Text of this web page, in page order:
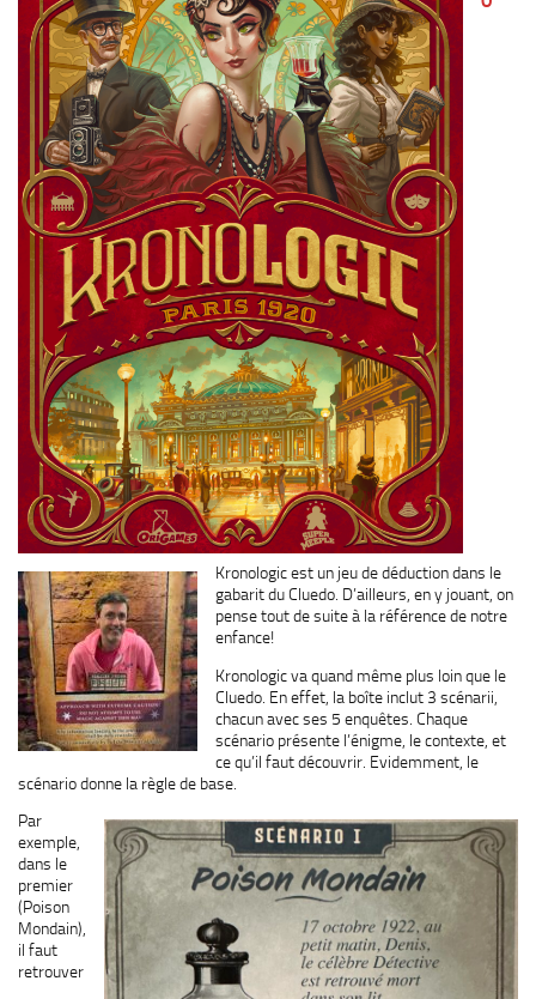
Kronologic est un jeu de déduction dans le
gabarit du Cluedo. D’ailleurs, en y jouant, on
pense tout de suite à la référence de notre
enfance!
Kronologic va quand même plus loin que le
Cluedo. En effet, la boîte inclut 3 scénarii,
chacun avec ses 5 enquêtes. Chaque
scénario présente l’énigme, le contexte, et
ce qu’il faut découvrir. Evidemment, le
scénario donne la règle de base.
Par
exemple,
dans le
premier
(Poison
Mondain),
il faut
retrouver